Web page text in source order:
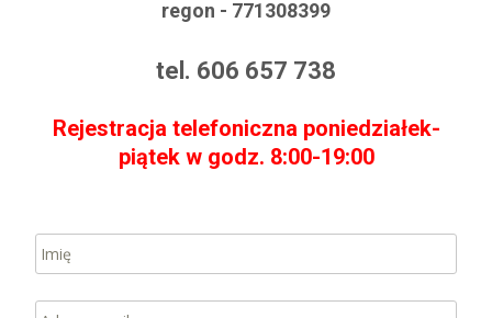
regon - 771308399
tel. 606 657 738
Rejestracja telefoniczna poniedziałek-
piątek w godz. 8:00-19:00